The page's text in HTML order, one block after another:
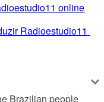
online
Radioestudio11
Brazilian people